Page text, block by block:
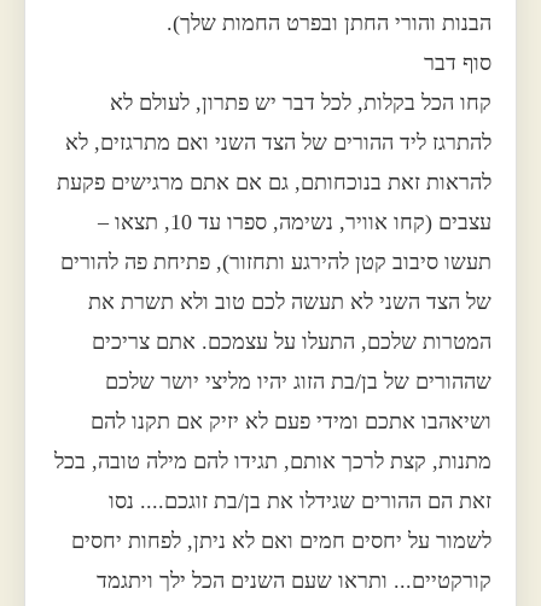
הבנות והורי החתן ובפרט החמות שלך).
סוף דבר
קחו הכל בקלות, לכל דבר יש פתרון, לעולם לא
להתרגז ליד ההורים של הצד השני ואם מתרגזים, לא
להראות זאת בנוכחותם, גם אם אתם מרגישים פקעת
עצבים (קחו אוויר, נשימה, ספרו עד 10, תצאו –
תעשו סיבוב קטן להירגע ותחזור), פתיחת פה להורים
של הצד השני לא תעשה לכם טוב ולא תשרת את
המטרות שלכם, התעלו על עצמכם. אתם צריכים
שההורים של בן/בת הזוג יהיו מליצי יושר שלכם
ושיאהבו אתכם ומידי פעם לא יזיק אם תקנו להם
מתנות, קצת לרכך אותם, תגידו להם מילה טובה, בכל
זאת הם ההורים שגידלו את בן/בת זוגכם.... נסו
לשמור על יחסים חמים ואם לא ניתן, לפחות יחסים
קורקטיים... ותראו שעם השנים הכל ילך ויתגמד